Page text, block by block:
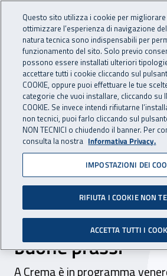
INAIL - Istituto
Navigazione
Navigazione - Ti trovi in:
Home Inail comunica Eventi
06 maggio 2022
Lombardia, un
sulla prevenzione
individuare e
buone prassi
A Crema è in programma
Questo sito utilizza i cookie per
ottimizzare l’esperienza di navigazione
natura tecnica sono indispensabili per
funzionamento del sito. Solo previo
possono essere installati ulteriori
accettare tutti i cookie cliccando sul
COOKIE, oppure puoi effettuare le tue
categorie che vuoi installare, cliccando su
COOKIE. Se invece intendi rifiutarne
non tecnici, puoi farlo cliccando sul
NON TECNICI o chiudendo il banner. Per
consulta la nostra Informativa Privacy.
IMPOSTAZIONI DEI
RIFIUTA I COOKIE NON
ACCETTA TUTTI I